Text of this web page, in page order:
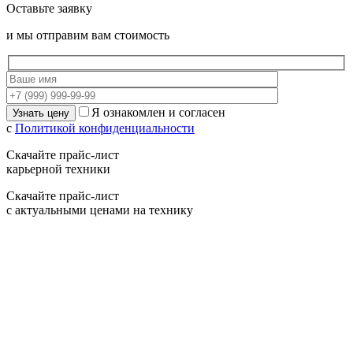
Оставьте заявку
и мы отправим вам стоимость
Я ознакомлен и согласен
с Политикой конфиденциальности
Скачайте прайс-лист
карьерной техники
Скачайте прайс-лист
с актуальными ценами на технику